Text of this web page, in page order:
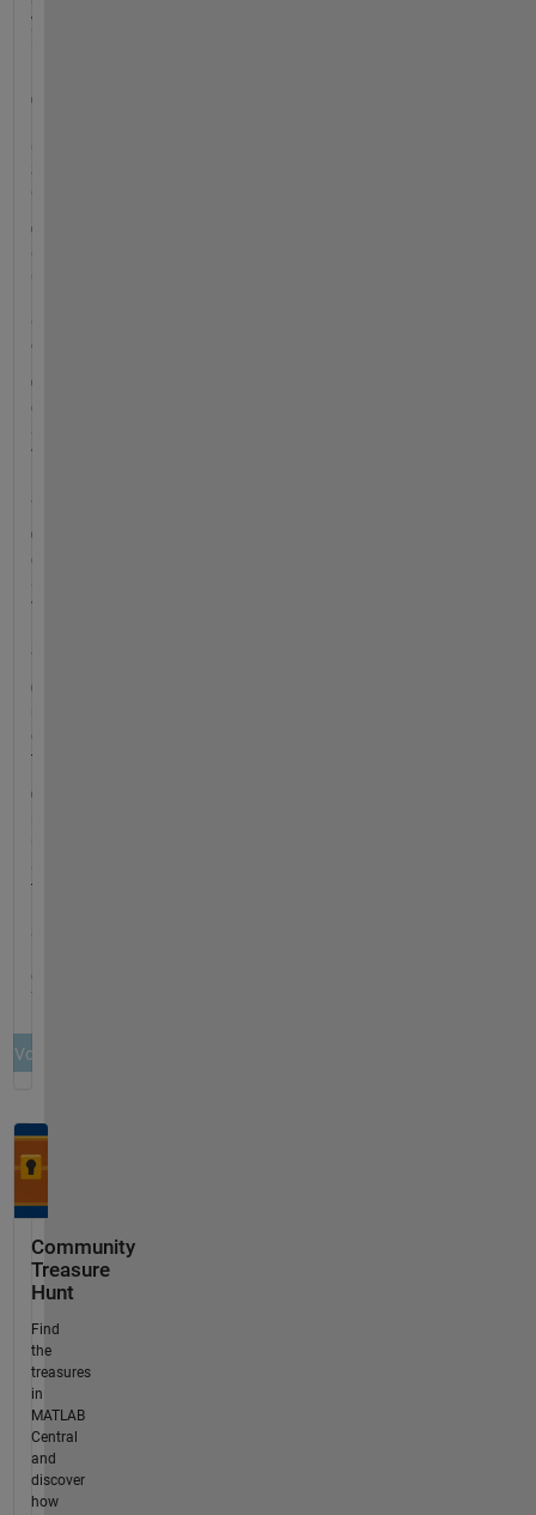
Community
Treasure
Hunt
Find
the
treasures
in
MATLAB
Central
and
discover
how